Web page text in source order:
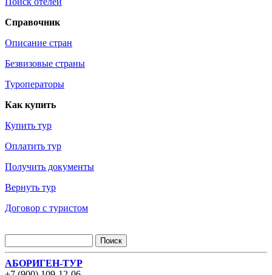
Справочник
Описание стран
Безвизовые страны
Туроператоры
Как купить
Купить тур
Оплатить тур
Получить документы
Вернуть тур
Договор с туристом
АБОРИГЕН-ТУР